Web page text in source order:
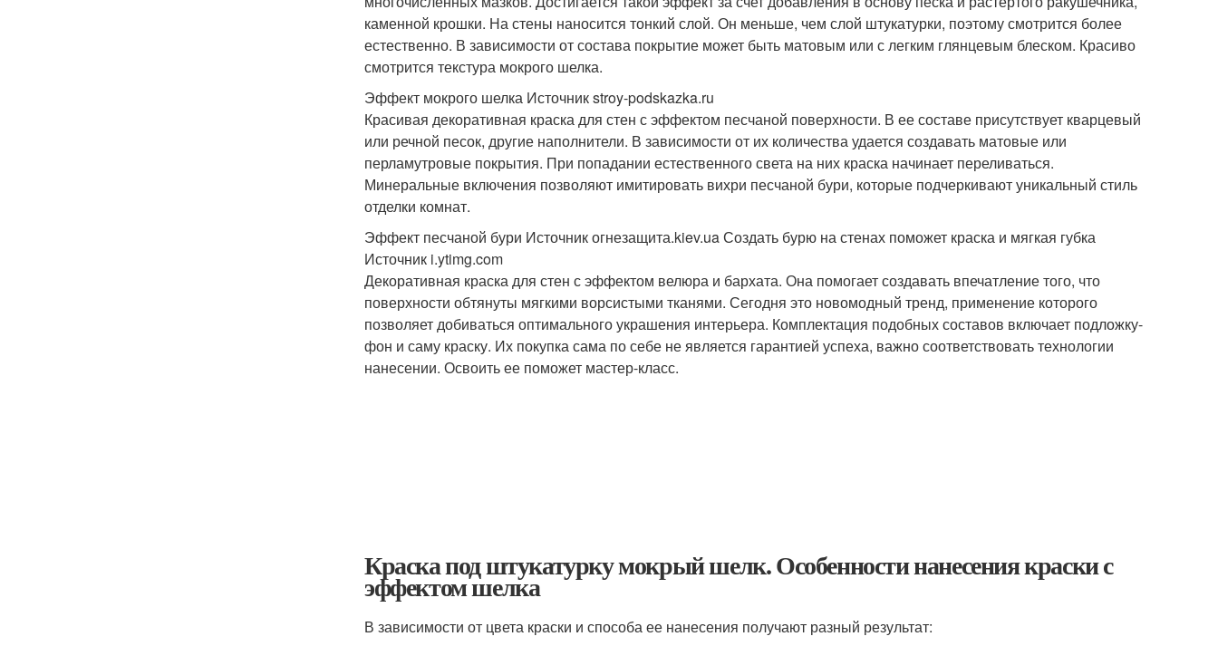
каменной крошки. На стены наносится тонкий слой. Он меньше, чем слой штукатурки, поэтому смотрится более
естественно. В зависимости от состава покрытие может быть матовым или с легким глянцевым блеском. Красиво
смотрится текстура мокрого шелка.
Эффект мокрого шелка Источник stroy-podskazka.ru
Красивая декоративная краска для стен с эффектом песчаной поверхности. В ее составе присутствует кварцевый
или речной песок, другие наполнители. В зависимости от их количества удается создавать матовые или
перламутровые покрытия. При попадании естественного света на них краска начинает переливаться.
Минеральные включения позволяют имитировать вихри песчаной бури, которые подчеркивают уникальный стиль
отделки комнат.
Эффект песчаной бури Источник огнезащита.kiev.uaСоздать бурю на стенах поможет краска и мягкая губка
Источник i.ytimg.com
Декоративная краска для стен с эффектом велюра и бархата. Она помогает создавать впечатление того, что
поверхности обтянуты мягкими ворсистыми тканями. Сегодня это новомодный тренд, применение которого
позволяет добиваться оптимального украшения интерьера. Комплектация подобных составов включает подложку-
фон и саму краску. Их покупка сама по себе не является гарантией успеха, важно соответствовать технологии
нанесении. Освоить ее поможет мастер-класс.
Краска под штукатурку мокрый шелк. Особенности нанесения краски с
эффектом шелка
В зависимости от цвета краски и способа ее нанесения получают разный результат: